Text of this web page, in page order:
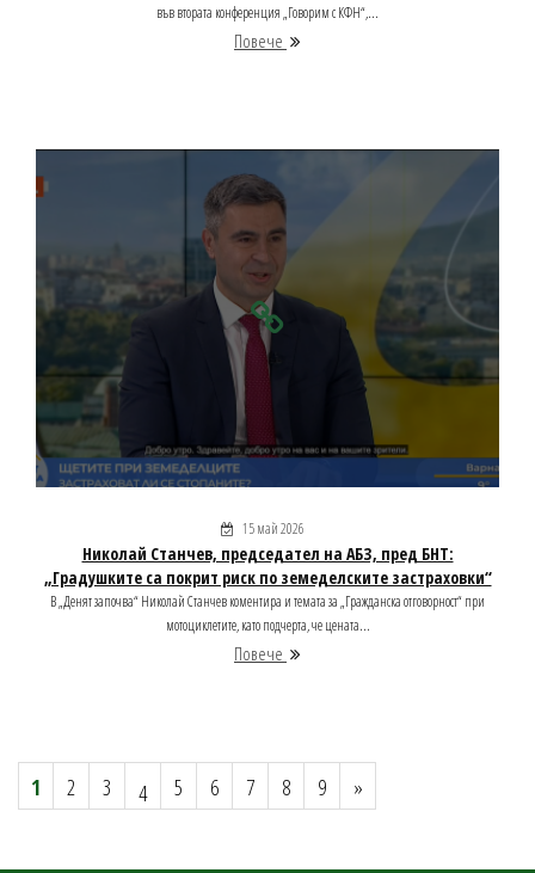
във втората конференция „Говорим с КФН“,...
Повече
15 май 2026
Николай Станчев, председател на АБЗ, пред БНТ:
„Градушките са покрит риск по земеделските застраховки“
В „Денят започва“ Николай Станчев коментира и темата за „Гражданска отговорност“ при
мотоциклетите, като подчерта, че цената...
Повече
1 2 3 4 5 6 7 8 9 »